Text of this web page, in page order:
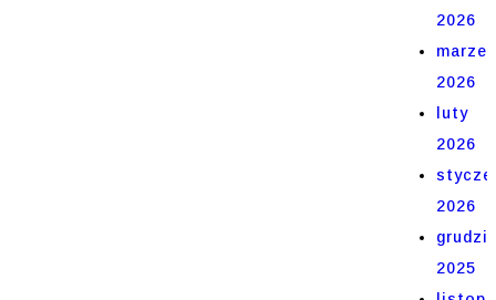
2026
marzec
2026
luty
2026
2026
2025